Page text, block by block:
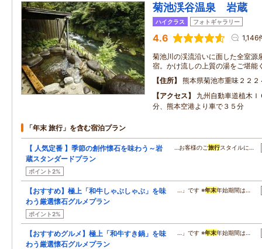
菊池渓谷温泉 岩蔵
ハイクラス フォトギャラリー
4.6 1,146
菊池川の渓流沿いに面した全室源
宿。かけ流しの上質の湯をご堪能
住所
熊本県菊池市重味２２２
アクセス
九州自動車道植木
分、熊本空港より車で３５分
「年末 旅行」を含む宿泊プラン
【 人気定番 】季節の創作懐石を味わう～岩
蔵スタンダードプラン
ポイント2%
…お客様のご旅行スタイルに…
【おすすめ】極上「和牛しゃぶしゃぶ」を味
わう厳選懐石グルメプラン
ポイント2%
…」です ※年末年始期間は…
【おすすめグルメ】極上「和牛すき鍋」を味
わう厳選懐石グルメプラン
…」です ※年末年始期間は…